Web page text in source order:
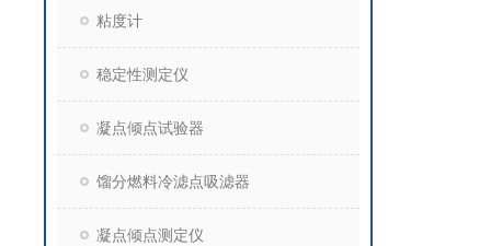
粘度计
稳定性测定仪
凝点倾点试验器
馏分燃料冷滤点吸滤器
凝点倾点测定仪